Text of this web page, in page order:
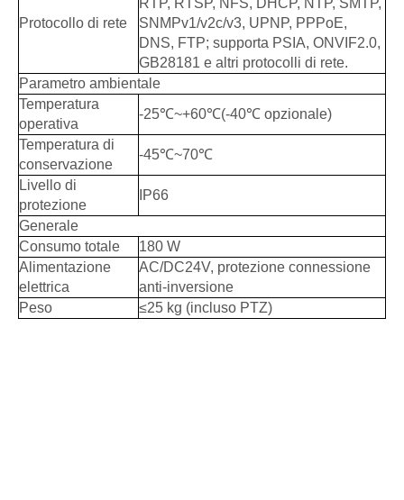
Protocollo di rete
SNMPv1/v2c/v3, UPNP, PPPoE,
DNS, FTP; supporta PSIA, ONVIF2.0,
GB28181 e altri protocolli di rete.
Parametro ambientale
Temperatura
operativa
-25℃~+60℃(-40℃ opzionale)
Temperatura di
conservazione
-45℃~70℃
Livello di
protezione
IP66
Generale
Consumo totale
180 W
Alimentazione
elettrica
AC/DC24V, protezione connessione
anti-inversione
Peso
≤25 kg (incluso PTZ)